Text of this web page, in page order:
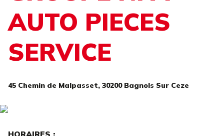
AUTO PIECES
SERVICE
45 Chemin de Malpasset, 30200 Bagnols Sur Ceze
HORAIRES :